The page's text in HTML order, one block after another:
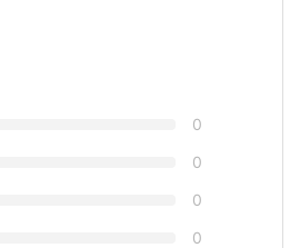
0
0
0
0